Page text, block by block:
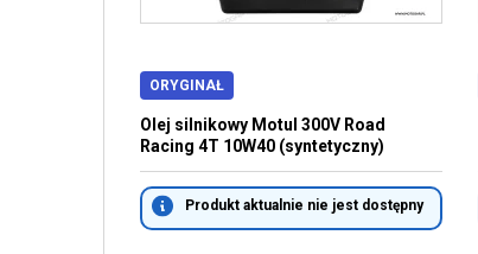
ORYGINAŁ
Olej silnikowy Motul 300V Road
Racing 4T 10W40 (syntetyczny)
Produkt aktualnie nie jest dostępny